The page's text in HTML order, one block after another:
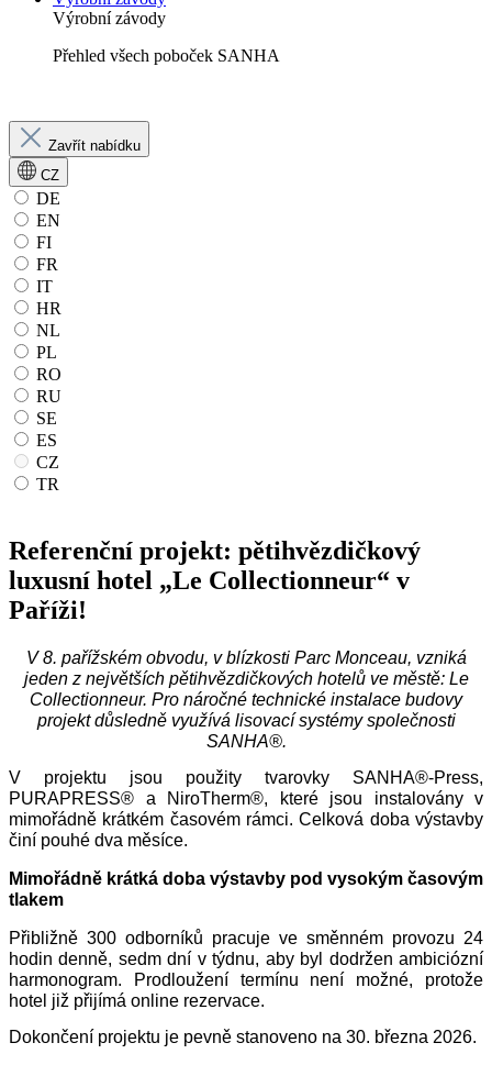
Výrobní závody
Přehled všech poboček SANHA
Zavřít nabídku
CZ
DE
EN
FI
FR
IT
HR
NL
PL
RO
RU
SE
ES
CZ
TR
Referenční projekt: pětihvězdičkový
luxusní hotel „Le Collectionneur“ v
Paříži!
V 8. pařížském obvodu, v blízkosti Parc Monceau, vzniká
jeden z největších pětihvězdičkových hotelů ve městě: Le
Collectionneur. Pro náročné technické instalace budovy
projekt důsledně využívá lisovací systémy společnosti
SANHA®.
V projektu jsou použity tvarovky SANHA®‑Press,
PURAPRESS® a NiroTherm®, které jsou instalovány v
mimořádně krátkém časovém rámci. Celková doba výstavby
činí pouhé dva měsíce.
Mimořádně krátká doba výstavby pod vysokým časovým
tlakem
Přibližně 300 odborníků pracuje ve směnném provozu 24
hodin denně, sedm dní v týdnu, aby byl dodržen ambiciózní
harmonogram. Prodloužení termínu není možné, protože
hotel již přijímá online rezervace.
Dokončení projektu je pevně stanoveno na 30. března 2026.